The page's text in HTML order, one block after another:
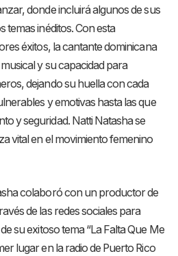
donde incluirá algunos de sus
temas inéditos. Con esta
éxitos, la cantante dominicana
y su capacidad para
dejando su huella con cada
y emotivas hasta las que
y seguridad. Natti Natasha se
vital en el movimiento femenino
colaboró con un productor de
de las redes sociales para
su exitoso tema “La Falta Que Me
lugar en la radio de Puerto Rico